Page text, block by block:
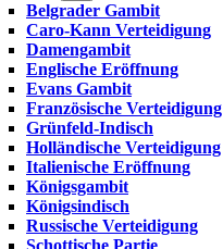
Belgrader Gambit
Caro-Kann Verteidigung
Damengambit
Englische Eröffnung
Evans Gambit
Französische Verteidigung
Grünfeld-Indisch
Holländische Verteidigung
Italienische Eröffnung
Königsgambit
Königsindisch
Russische Verteidigung
Schottische Partie